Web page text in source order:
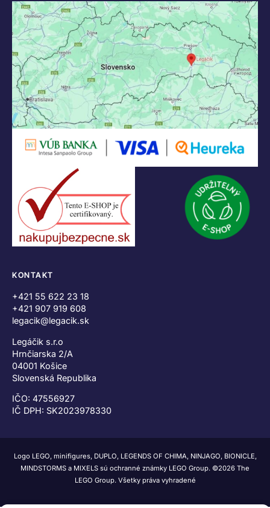
KONTAKT
+421 55 622 23 18
+421 907 919 608
legacik@legacik.sk
Legáčik s.r.o
Hrnčiarska 2/A
04001 Košice
Slovenská Republika
IČO: 47556927
IČ DPH: SK2023978330
Logo LEGO, minifigures, DUPLO, LEGENDS OF CHIMA, NINJAGO, BIONICLE,
MINDSTORMS a MIXELS sú ochranné známky LEGO Group. ©2026 The
LEGO Group. Všetky práva vyhradené